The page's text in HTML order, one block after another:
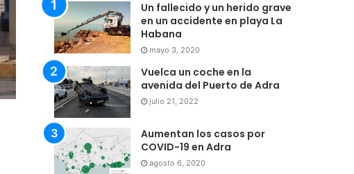
Un fallecido y un herido grave
en un accidente en playa La
Habana
mayo 3, 2020
Vuelca un coche en la
avenida del Puerto de Adra
julio 21, 2022
Aumentan los casos por
COVID-19 en Adra
agosto 6, 2020